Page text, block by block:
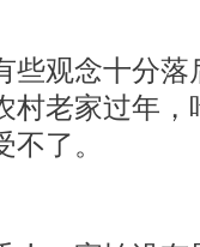
观念十分落
村老家过年
了。